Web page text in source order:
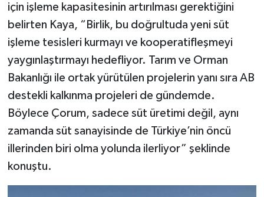
için işleme kapasitesinin artırılması gerektiğini
belirten Kaya, “Birlik, bu doğrultuda yeni süt
işleme tesisleri kurmayı ve kooperatifleşmeyi
yaygınlaştırmayı hedefliyor. Tarım ve Orman
Bakanlığı ile ortak yürütülen projelerin yanı sıra AB
destekli kalkınma projeleri de gündemde.
Böylece Çorum, sadece süt üretimi değil, aynı
zamanda süt sanayisinde de Türkiye’nin öncü
illerinden biri olma yolunda ilerliyor” şeklinde
konuştu.